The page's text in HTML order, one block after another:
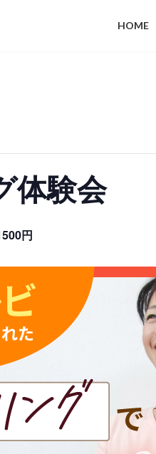
HOME
体験会
円